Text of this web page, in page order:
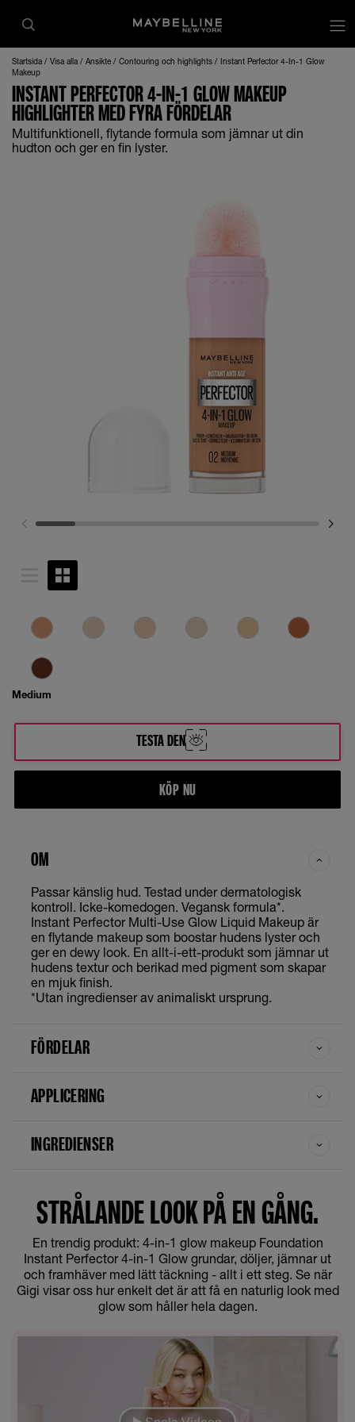
Startsida Visa alla Ansikte Contouring och highlights
Instant Perfector 4-In-1 Glow
Makeup
INSTANT PERFECTOR 4-IN-1 GLOW MAKEUP
HIGHLIGHTER MED FYRA FÖRDELAR
Multifunktionell, flytande formula som jämnar ut din
hudton och ger en fin lyster.
Medium
TESTA DEN
KÖP NU
OM
Passar känslig hud. Testad under dermatologisk
kontroll. Icke-komedogen. Vegansk formula*.
Instant Perfector Multi-Use Glow Liquid Makeup är
en flytande makeup som boostar hudens lyster och
ger en dewy look. En allt-i-ett-produkt som jämnar ut
hudens textur och berikad med pigment som skapar
en mjuk finish.
*Utan ingredienser av animaliskt ursprung.
FÖRDELAR
APPLICERING
INGREDIENSER
STRÅLANDE LOOK PÅ EN GÅNG.
En trendig produkt: 4-in-1 glow makeup Foundation
Instant Perfector 4-in-1 Glow grundar, döljer, jämnar ut
och framhäver med lätt täckning - allt i ett steg. Se när
Gigi visar oss hur enkelt det är att få en naturlig look med
glow som håller hela dagen.